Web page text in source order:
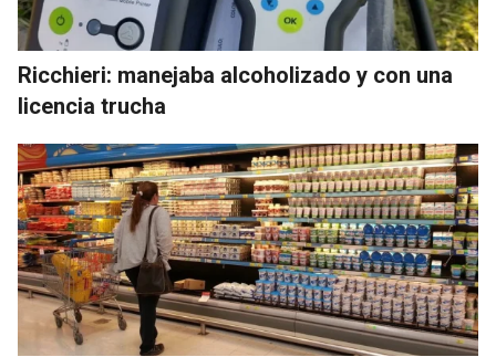
Ricchieri: manejaba alcoholizado y con una
licencia trucha